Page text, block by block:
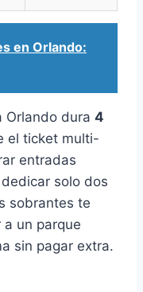
en Orlando:
Orlando dura 4
el ticket multi-
entradas
solo dos
sobrantes te
un parque
sin pagar extra.